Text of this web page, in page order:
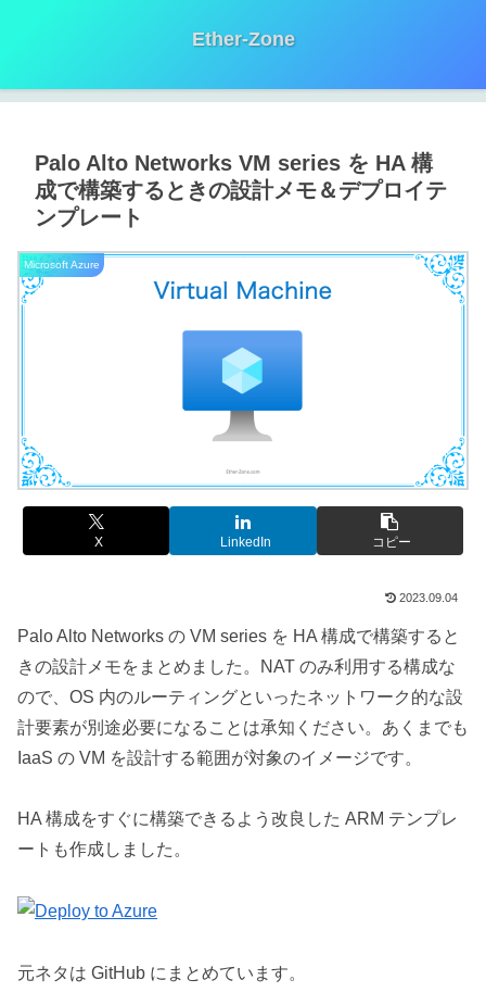
Ether-Zone
Palo Alto Networks VM series を HA 構
成で構築するときの設計メモ＆デプロイテ
ンプレート
Microsoft Azure
X LinkedIn コピー
2023.09.04
Palo Alto Networks の VM series を HA 構成で構築すると
きの設計メモをまとめました。NAT のみ利用する構成な
ので、OS 内のルーティングといったネットワーク的な設
計要素が別途必要になることは承知ください。あくまでも
IaaS の VM を設計する範囲が対象のイメージです。
HA 構成をすぐに構築できるよう改良した ARM テンプレ
ートも作成しました。
元ネタは GitHub にまとめています。